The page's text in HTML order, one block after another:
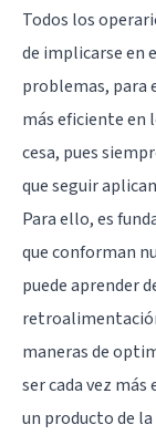
Todos los
de implicarse en
problemas, para
más eficiente en
cesa, pues
que seguir
Para ello, es
que conforman
puede aprender
maneras de
ser cada vez
un producto de